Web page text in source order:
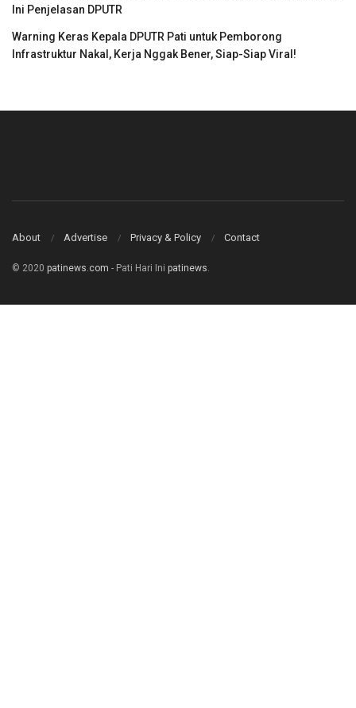
Ini Penjelasan DPUTR
Warning Keras Kepala DPUTR Pati untuk Pemborong
Infrastruktur Nakal, Kerja Nggak Bener, Siap-Siap Viral!
About Advertise Privacy & Policy Contact
© 2020 patinews.com - Pati Hari Ini patinews